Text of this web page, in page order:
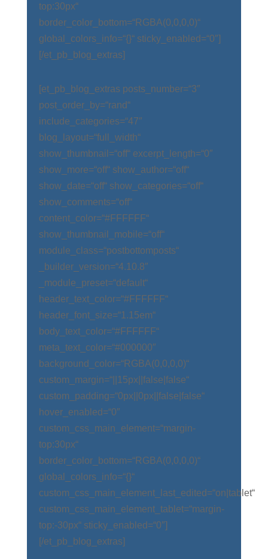
top:30px“
border_color_bottom=“RGBA(0,0,0,0)“
global_colors_info=“{}“ sticky_enabled=“0″]
[/et_pb_blog_extras]
[et_pb_blog_extras posts_number=“3″
post_order_by=“rand“
include_categories=“47″
blog_layout=“full_width“
show_thumbnail=“off“ excerpt_length=“0″
show_more=“off“ show_author=“off“
show_date=“off“ show_categories=“off“
show_comments=“off“
content_color=“#FFFFFF“
show_thumbnail_mobile=“off“
module_class=“postbottomposts“
_builder_version=“4.10.8″
_module_preset=“default“
header_text_color=“#FFFFFF“
header_font_size=“1.15em“
body_text_color=“#FFFFFF“
meta_text_color=“#000000″
background_color=“RGBA(0,0,0,0)“
custom_margin=“||15px||false|false“
custom_padding=“0px||0px||false|false“
hover_enabled=“0″
custom_css_main_element=“margin-
top:30px“
border_color_bottom=“RGBA(0,0,0,0)“
global_colors_info=“{}“
custom_css_main_element_last_edited=“on|tablet“
custom_css_main_element_tablet=“margin-
top:-30px“ sticky_enabled=“0″]
[/et_pb_blog_extras]